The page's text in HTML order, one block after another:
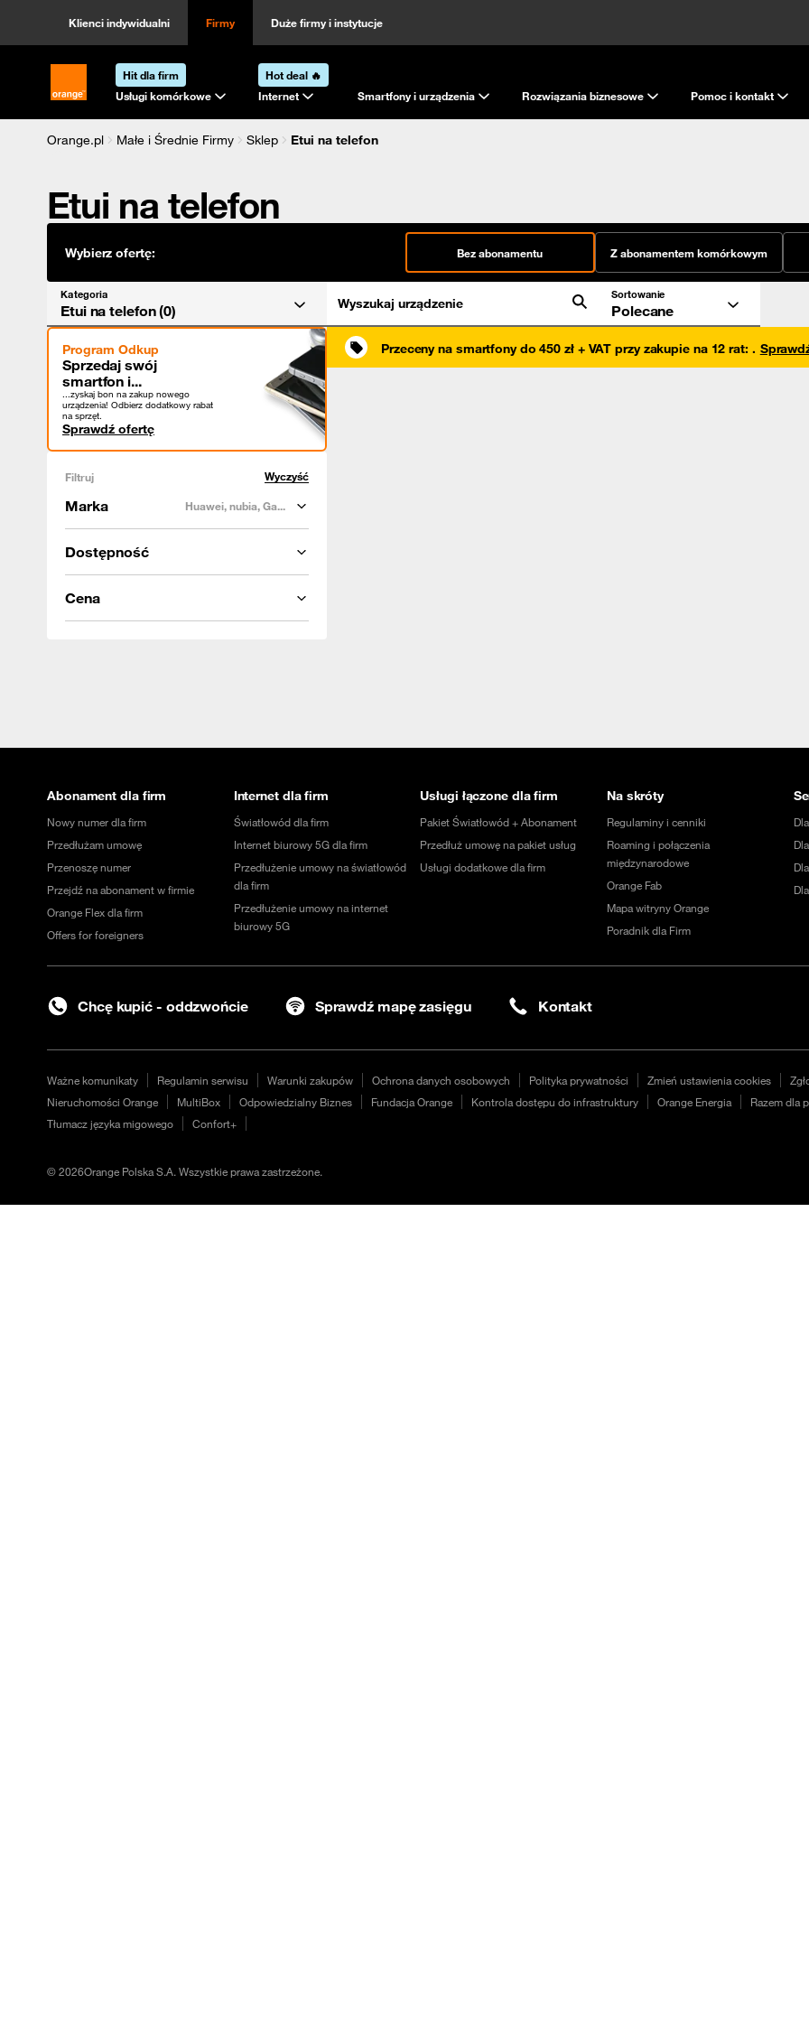
Klienci indywidualni Firmy Duże firmy i instytucje
Strona główna Orange.pl
Hit dla firm
Usługi komórkowe
Hot deal 🔥
Internet
Smartfony i urządzenia Rozwiązania biznesowe Pomoc i kontakt
Orange.pl Małe i Średnie Firmy Sklep
Etui na telefon
Etui na telefon
Wybierz ofertę: Bez abonamentu Z abonamentem komórkowym
Kategoria
Etui na telefon (0) Wyszukaj urządzenie
Sortowanie
Polecane
Program Odkup
Sprzedaj swój
smartfon i...
...zyskaj bon na zakup nowego
urządzenia! Odbierz dodatkowy rabat
na sprzęt.
Sprawdź ofertę
Filtruj Wyczyść
Marka Huawei, nubia, Ga...
Dostępność
Cena
Przeceny na smartfony do 450 zł + VAT przy zakupie na 12 rat: .
Abonament dla firm
Nowy numer dla firm
Przedłużam umowę
Przenoszę numer
Przejdź na abonament w firmie
Orange Flex dla firm
Offers for foreigners
Internet dla firm
Światłowód dla firm
Internet biurowy 5G dla firm
Przedłużenie umowy na światłowód
dla firm
Przedłużenie umowy na internet
biurowy 5G
Usługi łączone dla firm
Pakiet Światłowód + Abonament
Przedłuż umowę na pakiet usług
Usługi dodatkowe dla firm
Na skróty
Regulaminy i cenniki
Roaming i połączenia
międzynarodowe
Orange Fab
Mapa witryny Orange
Poradnik dla Firm
Chcę kupić - oddzwońcie Sprawdź mapę zasięgu Kontakt
Ważne komunikaty Regulamin serwisu Warunki zakupów Ochrona danych osobowych Polityka prywatności Zmień ustawienia cookies
Nieruchomości Orange
MultiBox Odpowiedzialny Biznes Fundacja Orange Kontrola dostępu do infrastruktury Orange Energia Razem dla
Tłumacz języka migowego
Confort+
©2026Orange Polska S.A. Wszystkie prawa zastrzeżone.